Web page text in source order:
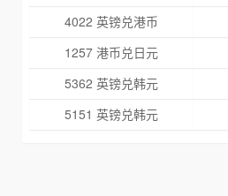
4022 英镑兑港币
1257 港币兑日元
5362 英镑兑韩元
5151 英镑兑韩元